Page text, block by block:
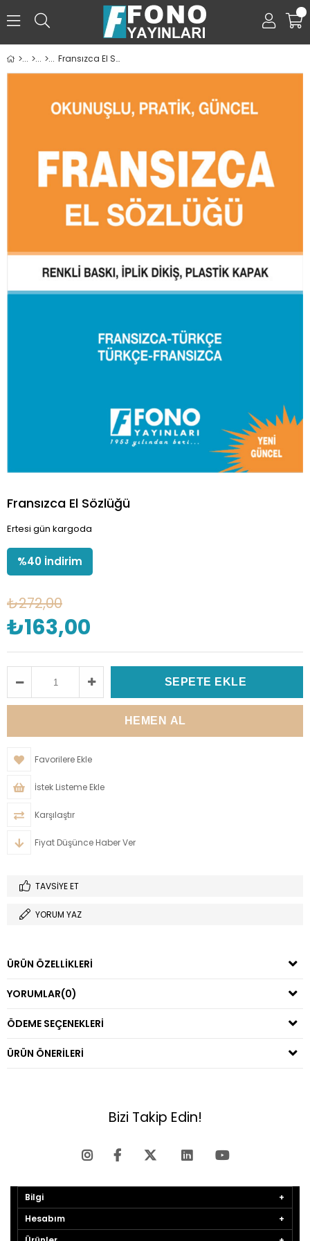
0
Fransızca El Sözlüğü
Fransızca El Sözlüğü
Ertesi gün kargoda
%40 İndirim
₺272,00
₺163,00
Favorilere Ekle
İstek Listeme Ekle
Karşılaştır
Fiyat Düşünce Haber Ver
TAVSIYE ET
YORUM YAZ
ÜRÜN ÖZELLIKLERI
YORUMLAR(0)
ÖDEME SEÇENEKLERI
ÜRÜN ÖNERILERI
Bizi Takip Edin!
Bilgi
Hesabım